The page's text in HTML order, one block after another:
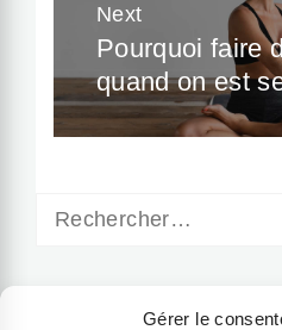
Gérer le
Next
Next
post:
Pourquoi faire
quand on est
Rechercher :